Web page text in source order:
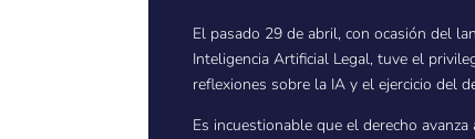
El pasado 29 de abril, con ocasión del
Inteligencia Artificial Legal, tuve el
reflexiones sobre la IA y el ejercicio del
Es incuestionable que el derecho